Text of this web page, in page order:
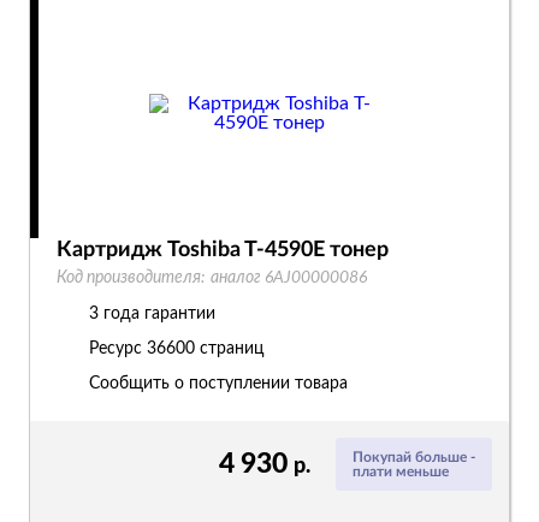
Покупай больше -
плати меньше
4 930 р.
Картридж Toshiba T-4590E тонер
Код производителя: аналог 6AJ00000086
3 года гарантии
Ресурс 36600 страниц
Сообщить о поступлении товара